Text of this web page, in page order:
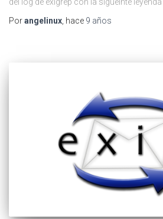
del log de exigrep con la sigueinte
Porangelinux, hace 9 años